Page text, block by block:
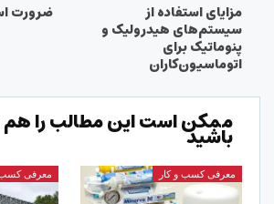
مزایای استفاده از
سیستم‌های هیدرولیک و
پنوماتیک برای
اتوماسیون‌کاران
ضرورت
ممکن است این مطالب را
باشید
معرفی کسب و کار معرفی کسب